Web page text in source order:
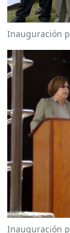
Inauguración
Inauguración